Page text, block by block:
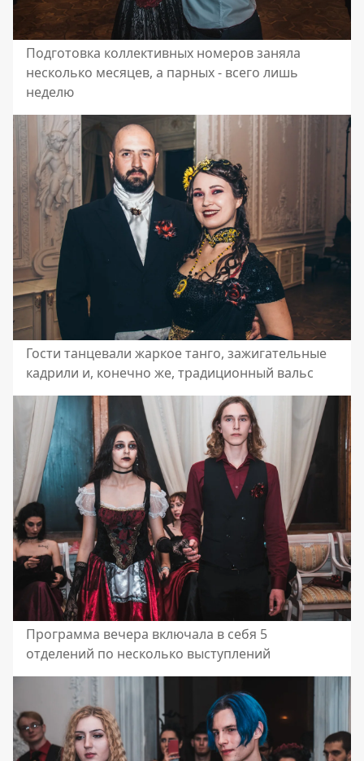
Подготовка коллективных номеров заняла
несколько месяцев, а парных - всего лишь
неделю
Гости танцевали жаркое танго, зажигательные
кадрили и, конечно же, традиционный вальс
Программа вечера включала в себя 5
отделений по несколько выступлений